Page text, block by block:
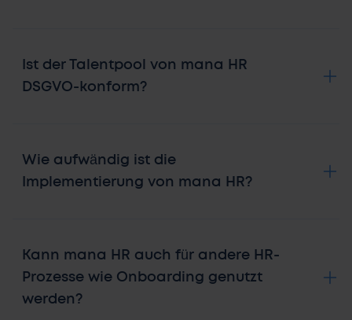
Ist der Talentpool von mana HR
DSGVO-konform?
Wie aufwändig ist die
Implementierung von mana HR?
Kann mana HR auch für andere HR-
Prozesse wie Onboarding genutzt
werden?